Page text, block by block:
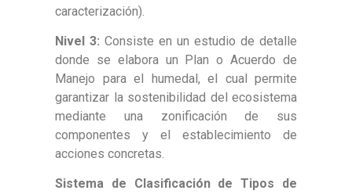
caracterización).
Nivel 3: Consiste en un estudio de detalle
donde se elabora un Plan o Acuerdo de
Manejo para el humedal, el cual permite
garantizar la sostenibilidad del ecosistema
mediante una zonificación de sus
componentes y el establecimiento de
acciones concretas.
Sistema de Clasificación de Tipos de